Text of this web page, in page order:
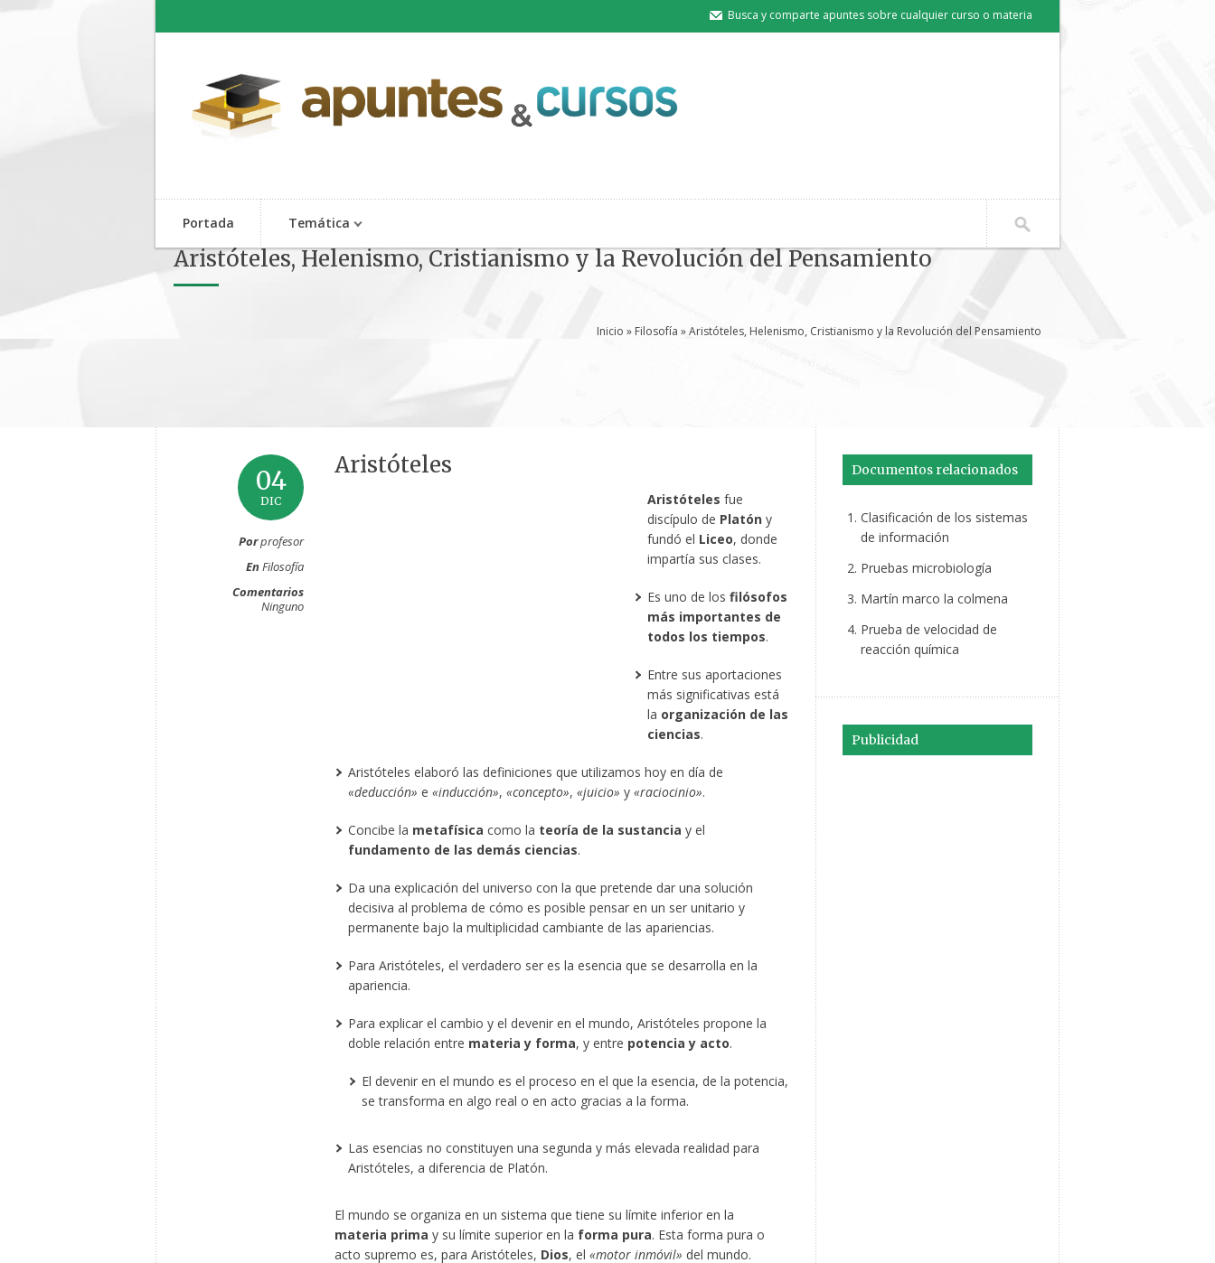
Busca y comparte apuntes sobre cualquier curso o materia
Portada Temática
Aristóteles, Helenismo, Cristianismo y la Revolución del Pensamiento
Inicio » Filosofía » Aristóteles, Helenismo, Cristianismo y la Revolución del Pensamiento
04
DIC
Porprofesor
EnFilosofía
Comentarios
Ninguno
Aristóteles
Aristóteles fue
discípulo de Platóny
fundó el Liceo, donde
impartía sus clases.
Es uno de los filósofos
más importantes de
todos los tiempos.
Entre sus aportaciones
más significativas está
la organización de las
ciencias.
Aristóteles elaboró las definiciones que utilizamos hoy en día de
«deducción» e «inducción», «concepto», «juicio» y «raciocinio».
Concibe la metafísica como la teoría de la sustancia y el
fundamento de las demás ciencias.
Da una explicación del universo con la que pretende dar una solución
decisiva al problema de cómo es posible pensar en un ser unitario y
permanente bajo la multiplicidad cambiante de las apariencias.
Para Aristóteles, el verdadero ser es la esencia que se desarrolla en la
apariencia.
Para explicar el cambio y el devenir en el mundo, Aristóteles propone la
doble relación entre materia y forma, y entre potencia y acto.
El devenir en el mundo es el proceso en el que la esencia, de la potencia,
se transforma en algo real o en acto gracias a la forma.
Las esencias no constituyen una segunda y más elevada realidad para
Aristóteles, a diferencia de Platón.
El mundo se organiza en un sistema que tiene su límite inferior en la
materia prima y su límite superior en la forma pura. Esta forma pura o
acto supremo es, para Aristóteles, Dios, el «motor inmóvil» del mundo.
Documentos relacionados
Clasificación de los sistemas
de información
Pruebas microbiología
Martín marco la colmena
Prueba de velocidad de
reacción química
Publicidad